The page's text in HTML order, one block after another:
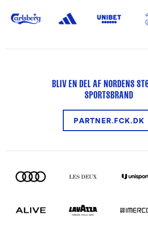
BLIV EN DEL AF NORDENS
SPORTSBRAND
PARTNER.FCK.DK